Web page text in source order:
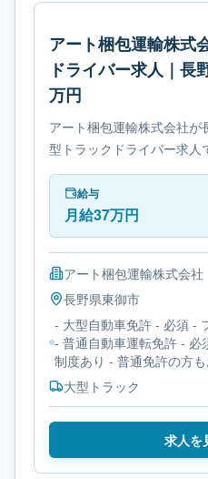
アート梱包運輸株式
ドライバー求人｜長
万円
アート梱包運輸株式会社
型トラックドライバー求人
ックです。勤務時間は- 変
許は- 大型自動車免許です。
給与
月給37万円
アート梱包運輸株式会社
長野県東御市
- 大型自動車免許 - 必須 -
- 普通自動車運転免許 - 必
制度あり - 普通免許の方
大型トラック
求人を